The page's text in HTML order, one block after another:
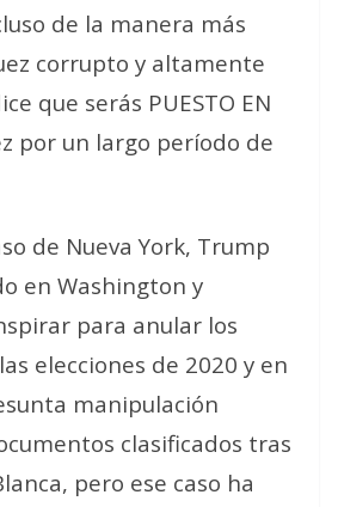
de la manera más
corrupto y altamente
que serás PUESTO EN
por un largo período de
de Nueva York, Trump
en Washington y
para anular los
elecciones de 2020 y en
manipulación
clasificados tras
pero ese caso ha